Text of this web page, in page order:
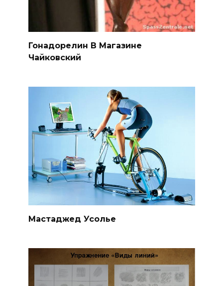
Гонадорелин В Магазине
Чайковский
Мастаджед Усолье